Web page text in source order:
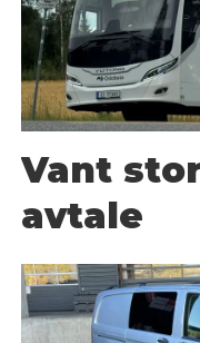
Vant
avtale